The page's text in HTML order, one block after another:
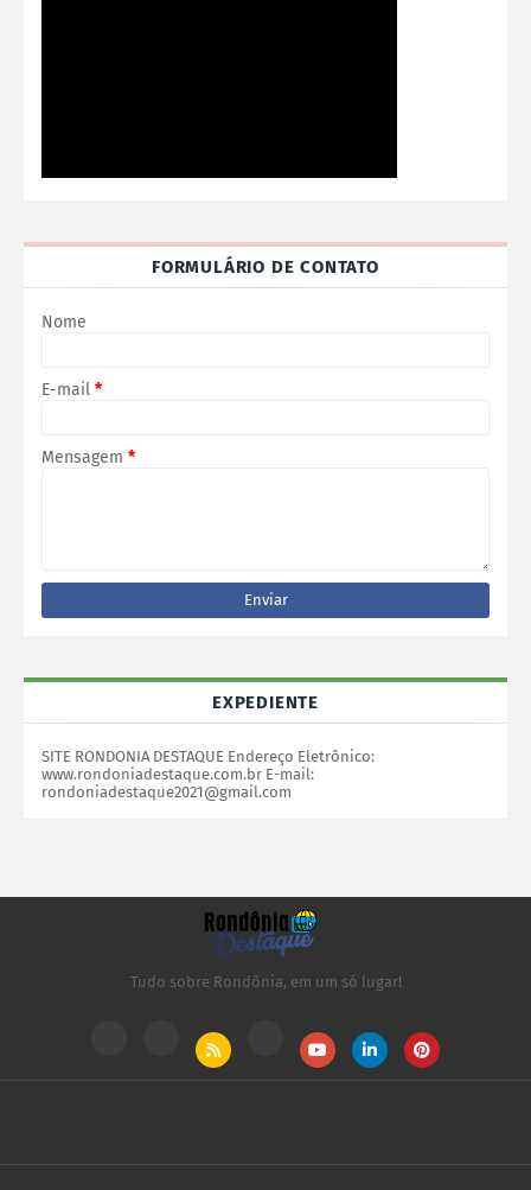
FORMULÁRIO DE CONTATO
Nome
E-mail *
Mensagem *
EXPEDIENTE
SITE RONDONIA DESTAQUE Endereço Eletrônico:
www.rondoniadestaque.com.br E-mail:
rondoniadestaque2021@gmail.com
Tudo sobre Rondônia, em um só lugar!